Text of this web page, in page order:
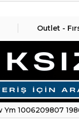
Outlet -
1006209807